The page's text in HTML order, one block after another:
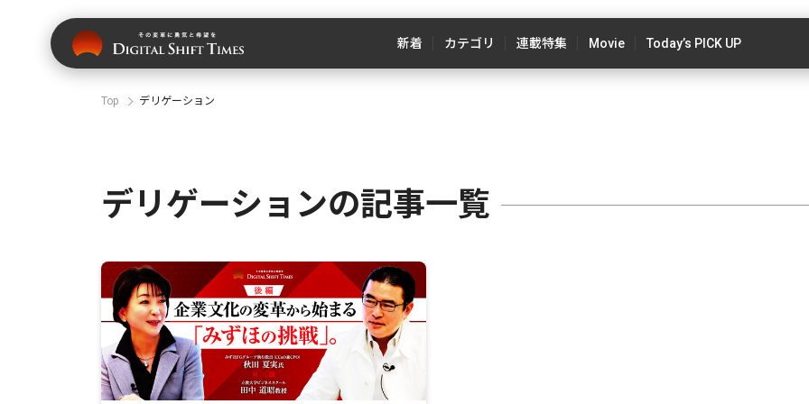
新着 カテゴリ 連載特集 Movie Today’s PICK UP
Top デリゲーション
デリゲーションの記事一覧